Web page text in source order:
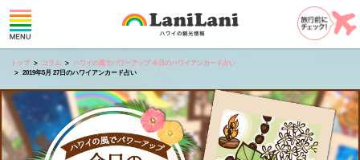
トップ コラム
ハワイの風でパワーアップ 今日のハワイアンカード占い
2019年5月 27日のハワイアンカード占い